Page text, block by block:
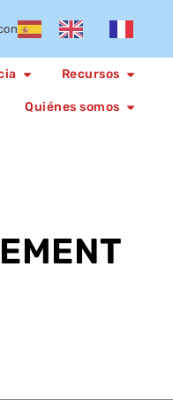
Recursos
Quiénes somos